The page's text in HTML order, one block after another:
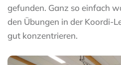
gefunden. Ganz so einfach
den Übungen in der Koordi-
gut konzentrieren.